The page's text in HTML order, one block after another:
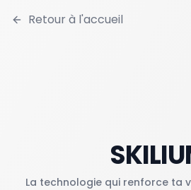
Retour à l'accueil
La technologie qui renforce ta